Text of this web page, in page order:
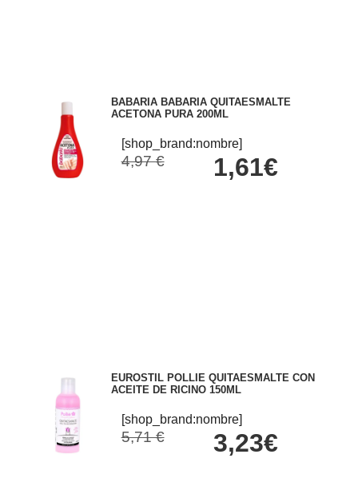
BABARIA BABARIA QUITAESMALTE
ACETONA PURA 200ML
[shop_brand:nombre]
4,97 € 1,61€
EUROSTIL POLLIE QUITAESMALTE CON
ACEITE DE RICINO 150ML
[shop_brand:nombre]
5,71 € 3,23€